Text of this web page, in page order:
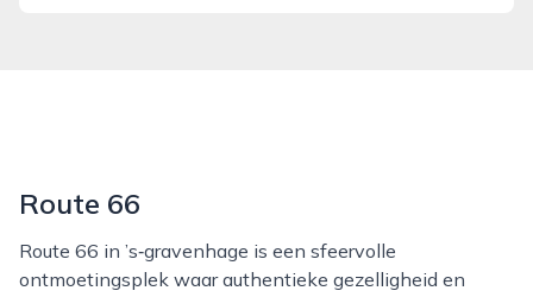
Route 66
Route 66 in ’s‑gravenhage is een sfeervolle
ontmoetingsplek waar authentieke gezelligheid en